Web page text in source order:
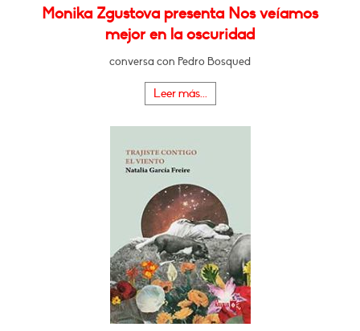
Monika Zgustova presenta Nos veíamos
mejor en la oscuridad
conversa con Pedro Bosqued
Leer más...